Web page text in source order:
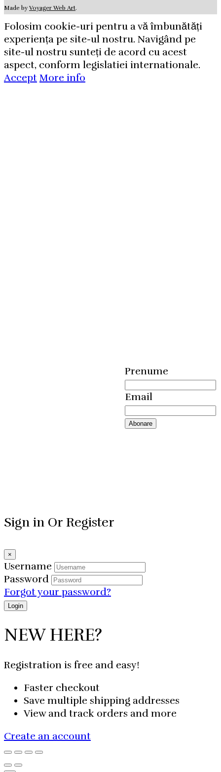
Made by Voyager Web Art.
Folosim cookie-uri pentru a vă îmbunătăți
experiența pe site-ul nostru. Navigând pe
site-ul nostru sunteți de acord cu acest
aspect, conform legislatiei internationale.
Accept More info
Prenume
Email
Sign in Or Register
×
Username
Password
Forgot your password?
NEW HERE?
Registration is free and easy!
Faster checkout
Save multiple shipping addresses
View and track orders and more
Create an account